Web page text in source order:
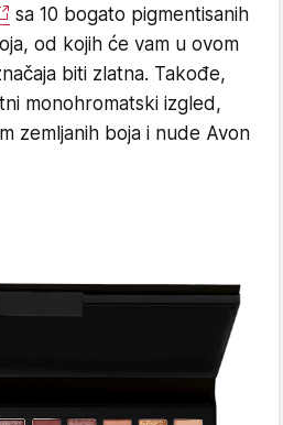
sa 10 bogato pigmentisanih
od kojih će vam u ovom
biti zlatna. Takođe,
monohromatski izgled,
zemljanih boja i nude Avon